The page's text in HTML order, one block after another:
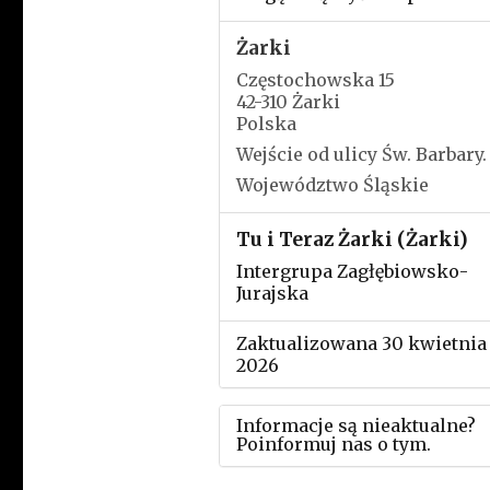
Żarki
Częstochowska 15
42-310 Żarki
Polska
Wejście od ulicy Św. Barbary.
Województwo Śląskie
Tu i Teraz Żarki (Żarki)
Intergrupa Zagłębiowsko-
Jurajska
Zaktualizowana 30 kwietnia
2026
Informacje są nieaktualne?
Poinformuj nas o tym.